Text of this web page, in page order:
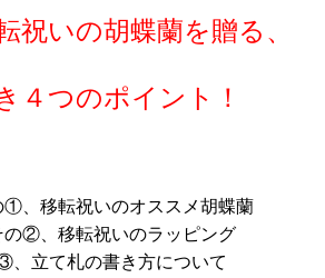
祝いの胡蝶蘭を贈る、
４つのポイント ！
①、移転祝いのオススメ胡蝶蘭
の②、移転祝いのラッピング
、立て札の書き方について